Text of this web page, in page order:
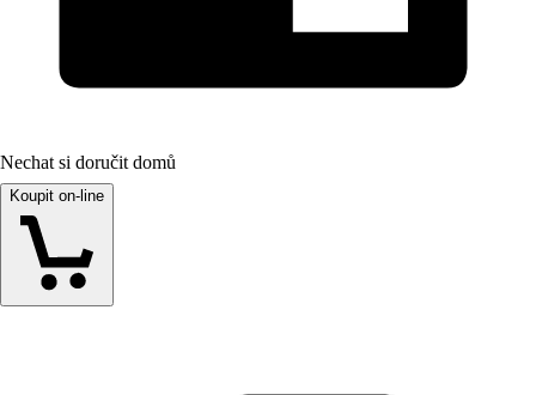
Nechat si doručit domů
Koupit on-line